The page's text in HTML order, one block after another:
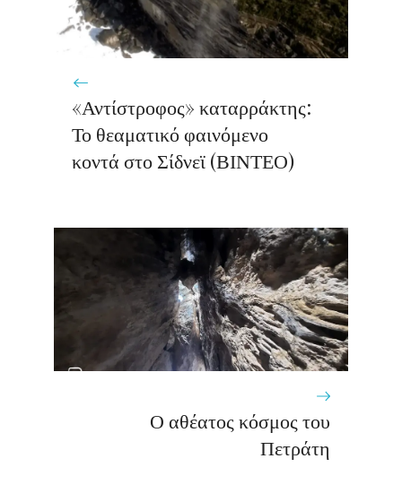
«Αντίστροφος» καταρράκτης:
Το θεαματικό φαινόμενο
κοντά στο Σίδνεϊ (ΒΙΝΤΕΟ)
Ο αθέατος κόσμος του
Πετράτη